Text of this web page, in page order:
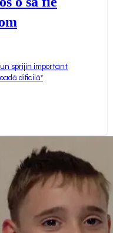
sprijin important
dificilă"